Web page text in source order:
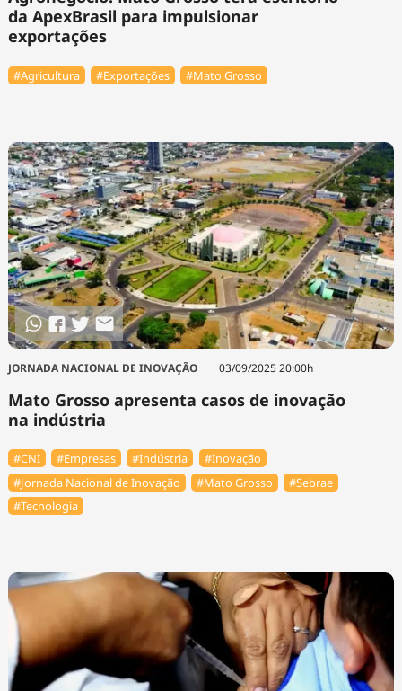
da ApexBrasil para impulsionar
exportações
#Agricultura #Exportações #Mato Grosso
JORNADA NACIONAL DE INOVAÇÃO 03/09/2025 20:00h
Mato Grosso apresenta casos de inovação
na indústria
#CNI #Empresas #Indústria
#Inovação
#Jornada Nacional de Inovação
#Mato Grosso
#Sebrae
#Tecnologia